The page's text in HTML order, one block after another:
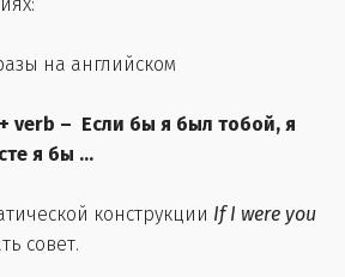
verb – Если бы я был тобой, я
я бы ...
конструкции If I were you
совет.